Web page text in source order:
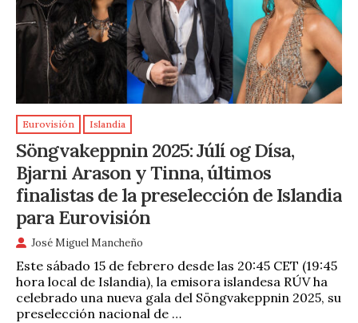
Eurovisión Islandia
Söngvakeppnin 2025: Júlí og Dísa,
Bjarni Arason y Tinna, últimos
finalistas de la preselección de Islandia
para Eurovisión
José Miguel Mancheño
Este sábado 15 de febrero desde las 20:45 CET (19:45
hora local de Islandia), la emisora islandesa RÚV ha
celebrado una nueva gala del Söngvakeppnin 2025, su
preselección nacional de …